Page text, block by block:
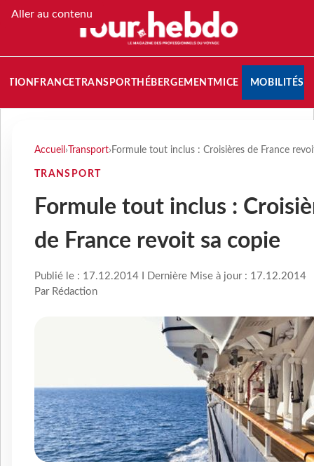
Aller au contenu
FRANCETRANSPORT HÉBERGEMENTMICE MOBILITÉS
Accueil › Transport› Formule tout inclus : Croisières de France
TRANSPORT
Formule tout inclus :
de France revoit sa copie
Publié le : 17.12.2014 I Dernière Mise à jour : 17.12.2014
Par Rédaction